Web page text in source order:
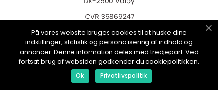
web:www.klikko.dk
Menu
På vores website bruges cookies til at huske dine
indstillinger, statistik og personalisering af indhold og
annoncer. Denne information deles med tredjepart. Ved
fortsat brug af websiden godkender du cookiepolitikken.
Ok Privatlivspolitik